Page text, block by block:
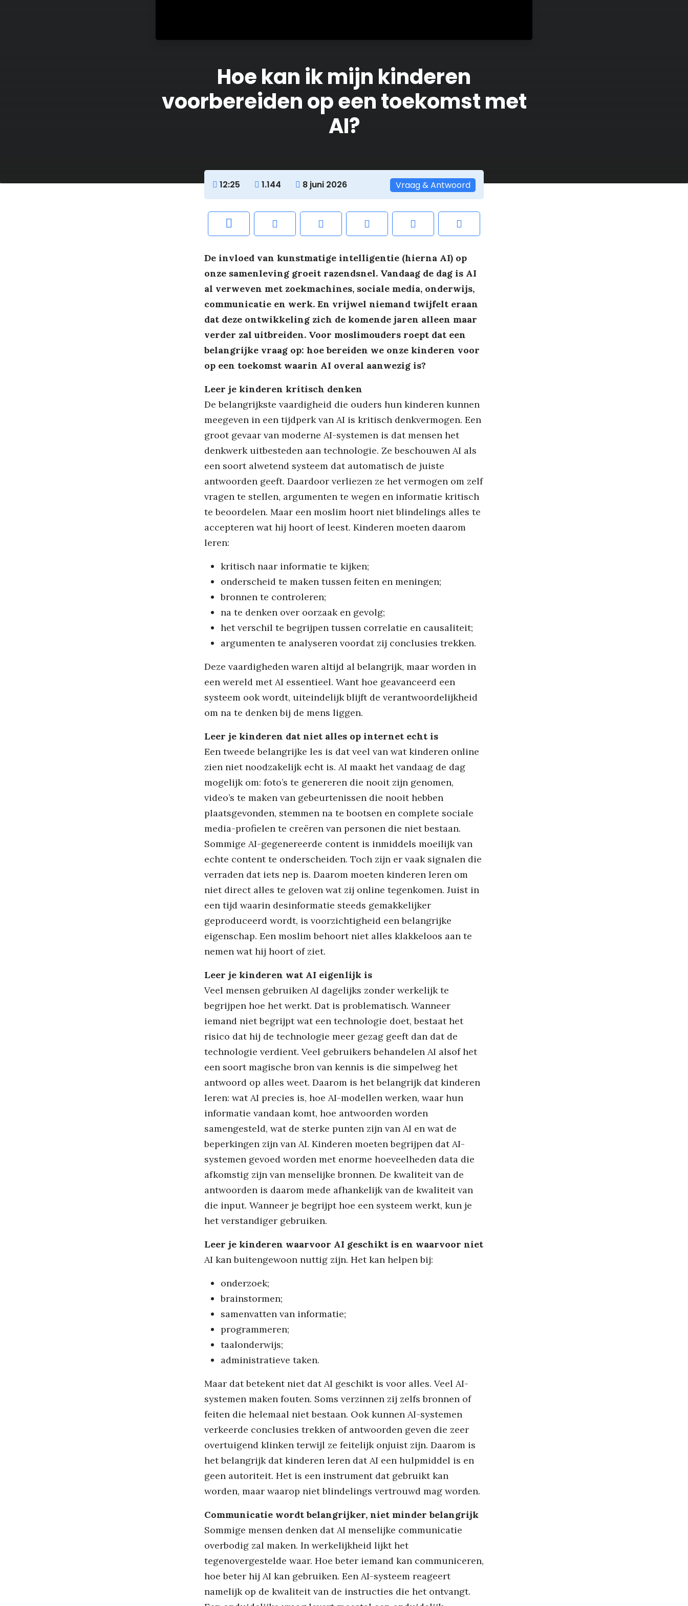
Hoe kan ik mijn kinderen
voorbereiden op een toekomst met
AI?
12:25 1.144 8 juni 2026 Vraag & Antwoord
De invloed van kunstmatige intelligentie (hierna AI) op
onze samenleving groeit razendsnel. Vandaag de dag is AI
al verweven met zoekmachines, sociale media, onderwijs,
communicatie en werk. En vrijwel niemand twijfelt eraan
dat deze ontwikkeling zich de komende jaren alleen maar
verder zal uitbreiden. Voor moslimouders roept dat een
belangrijke vraag op: hoe bereiden we onze kinderen voor
op een toekomst waarin AI overal aanwezig is?
Leer je kinderen kritisch denken
De belangrijkste vaardigheid die ouders hun kinderen kunnen
meegeven in een tijdperk van AI is kritisch denkvermogen. Een
groot gevaar van moderne AI-systemen is dat mensen het
denkwerk uitbesteden aan technologie. Ze beschouwen AI als
een soort alwetend systeem dat automatisch de juiste
antwoorden geeft. Daardoor verliezen ze het vermogen om zelf
vragen te stellen, argumenten te wegen en informatie kritisch
te beoordelen. Maar een moslim hoort niet blindelings alles te
accepteren wat hij hoort of leest. Kinderen moeten daarom
leren:
kritisch naar informatie te kijken;
onderscheid te maken tussen feiten en meningen;
bronnen te controleren;
na te denken over oorzaak en gevolg;
het verschil te begrijpen tussen correlatie en causaliteit;
argumenten te analyseren voordat zij conclusies trekken.
Deze vaardigheden waren altijd al belangrijk, maar worden in
een wereld met AI essentieel. Want hoe geavanceerd een
systeem ook wordt, uiteindelijk blijft de verantwoordelijkheid
om na te denken bij de mens liggen.
Leer je kinderen dat niet alles op internet echt is
Een tweede belangrijke les is dat veel van wat kinderen online
zien niet noodzakelijk echt is. AI maakt het vandaag de dag
mogelijk om: foto’s te genereren die nooit zijn genomen,
video’s te maken van gebeurtenissen die nooit hebben
plaatsgevonden, stemmen na te bootsen en complete sociale
media-profielen te creëren van personen die niet bestaan.
Sommige AI-gegenereerde content is inmiddels moeilijk van
echte content te onderscheiden. Toch zijn er vaak signalen die
verraden dat iets nep is. Daarom moeten kinderen leren om
niet direct alles te geloven wat zij online tegenkomen. Juist in
een tijd waarin desinformatie steeds gemakkelijker
geproduceerd wordt, is voorzichtigheid een belangrijke
eigenschap. Een moslim behoort niet alles klakkeloos aan te
nemen wat hij hoort of ziet.
Leer je kinderen wat AI eigenlijk is
Veel mensen gebruiken AI dagelijks zonder werkelijk te
begrijpen hoe het werkt. Dat is problematisch. Wanneer
iemand niet begrijpt wat een technologie doet, bestaat het
risico dat hij de technologie meer gezag geeft dan dat de
technologie verdient. Veel gebruikers behandelen AI alsof het
een soort magische bron van kennis is die simpelweg het
antwoord op alles weet. Daarom is het belangrijk dat kinderen
leren: wat AI precies is, hoe AI-modellen werken, waar hun
informatie vandaan komt, hoe antwoorden worden
samengesteld, wat de sterke punten zijn van AI en wat de
beperkingen zijn van AI. Kinderen moeten begrijpen dat AI-
systemen gevoed worden met enorme hoeveelheden data die
afkomstig zijn van menselijke bronnen. De kwaliteit van de
antwoorden is daarom mede afhankelijk van de kwaliteit van
die input. Wanneer je begrijpt hoe een systeem werkt, kun je
het verstandiger gebruiken.
Leer je kinderen waarvoor AI geschikt is en waarvoor niet
AI kan buitengewoon nuttig zijn. Het kan helpen bij:
onderzoek;
brainstormen;
samenvatten van informatie;
programmeren;
taalonderwijs;
administratieve taken.
Maar dat betekent niet dat AI geschikt is voor alles. Veel AI-
systemen maken fouten. Soms verzinnen zij zelfs bronnen of
feiten die helemaal niet bestaan. Ook kunnen AI-systemen
verkeerde conclusies trekken of antwoorden geven die zeer
overtuigend klinken terwijl ze feitelijk onjuist zijn. Daarom is
het belangrijk dat kinderen leren dat AI een hulpmiddel is en
geen autoriteit. Het is een instrument dat gebruikt kan
worden, maar waarop niet blindelings vertrouwd mag worden.
Communicatie wordt belangrijker, niet minder belangrijk
Sommige mensen denken dat AI menselijke communicatie
overbodig zal maken. In werkelijkheid lijkt het
tegenovergestelde waar. Hoe beter iemand kan communiceren,
hoe beter hij AI kan gebruiken. Een AI-systeem reageert
namelijk op de kwaliteit van de instructies die het ontvangt.